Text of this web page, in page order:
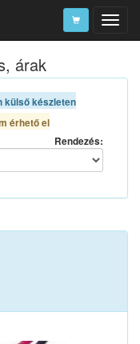
árak
külső készleten
érhető el
Rendezés: